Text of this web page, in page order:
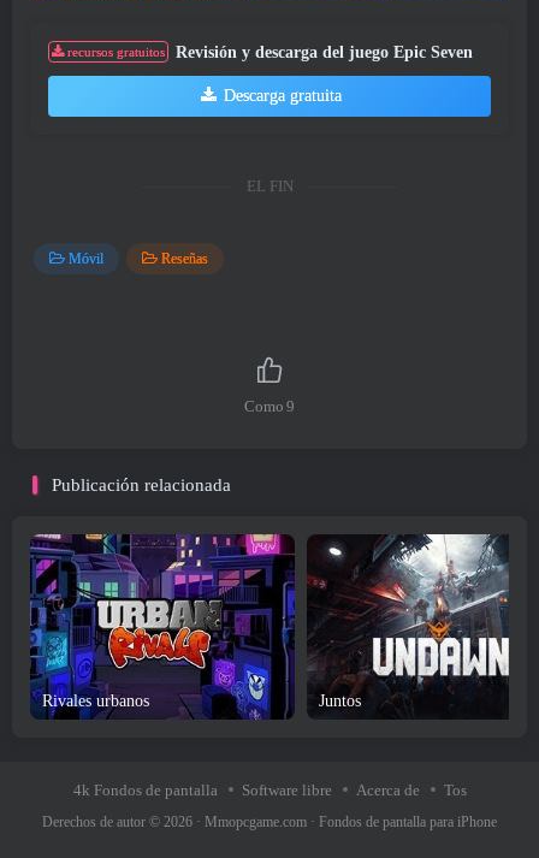
recursos gratuitos Revisión y descarga del juego Epic Seven
Descarga gratuita
EL FIN
Móvil Reseñas
Como 9
Publicación relacionada
Rivales urbanos Juntos
4k Fondos de pantalla Software libre Acerca de Tos
Derechos de autor © 2026 · Mmopcgame.com · Fondos de pantalla para iPhone